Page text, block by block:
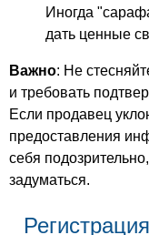
Иногда
дать ценные
Важно: Не
и требовать
Если продавец
предоставления
себя
задуматься.